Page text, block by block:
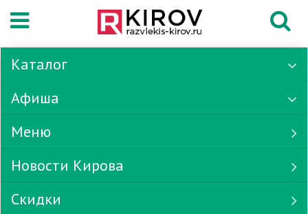
Каталог
Афиша
Меню
Новости Кирова
Скидки